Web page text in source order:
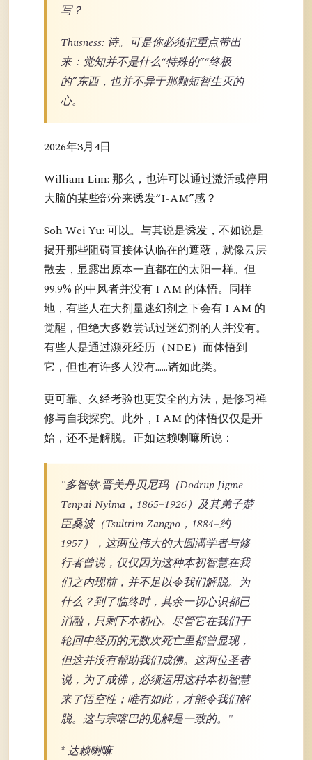
写？
Thusness: 诗。可是你必须把重点带出
来：觉知并不是什么“特殊的”“终极
的”东西，也并不异于那颗短暂生灭的
心。
2026年3月4日
William Lim: 那么，也许可以通过激活或停用
大脑的某些部分来诱发“I-AM”感？
Soh Wei Yu: 可以。与其说是诱发，不如说是
揭开那些阻碍直接体认临在的遮蔽，就像云层
散去，显露出原本一直都在的太阳一样。但
99.9% 的中风者并没有 I AM 的体悟。同样
地，有些人在大剂量迷幻剂之下会有 I AM 的
觉醒，但绝大多数尝试过迷幻剂的人并没有。
有些人是通过濒死经历（NDE）而体悟到
它，但也有许多人没有……诸如此类。
更可靠、久经考验也更安全的方法，是修习禅
修与自我探究。此外，I AM 的体悟仅仅是开
始，还不是解脱。正如达赖喇嘛所说：
"多智钦·晋美丹贝尼玛（Dodrup Jigme
Tenpai Nyima，1865–1926）及其弟子楚
臣桑波（Tsultrim Zangpo，1884–约
1957），这两位伟大的大圆满学者与修
行者曾说，仅仅因为这种本初智慧在我
们之内现前，并不足以令我们解脱。为
什么？到了临终时，其余一切心识都已
消融，只剩下本初心。尽管它在我们于
轮回中经历的无数次死亡里都曾显现，
但这并没有帮助我们成佛。这两位圣者
说，为了成佛，必须运用这种本初智慧
来了悟空性；唯有如此，才能令我们解
脱。这与宗喀巴的见解是一致的。"
* 达赖喇嘛